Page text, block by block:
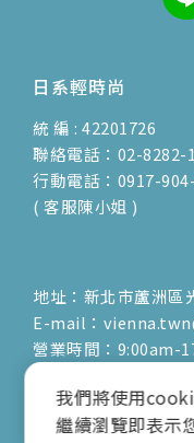
日系輕時尚
統 編 : 42201726
聯絡電話：02-8282-
行動電話：0917-
( 客服陳小姐 )
地址：新北市蘆洲區
E-mail：
營業時間：9:00am-
關於 文章
我們將使用
繼續瀏覽即表示